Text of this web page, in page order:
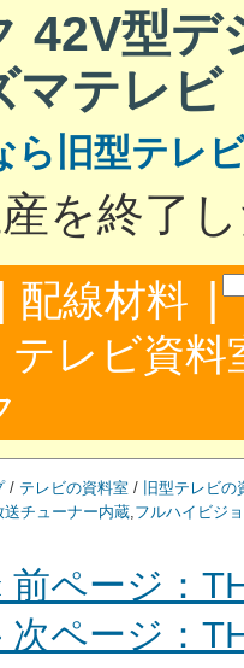
42V型デ
マテレ
ら旧型テレ
を終了
| 配線材料 |
テレビ資料
/ テレビの資料室 / 旧型テレビの
送チューナー内蔵,フルハイビジ
前ページ：
次ページ：